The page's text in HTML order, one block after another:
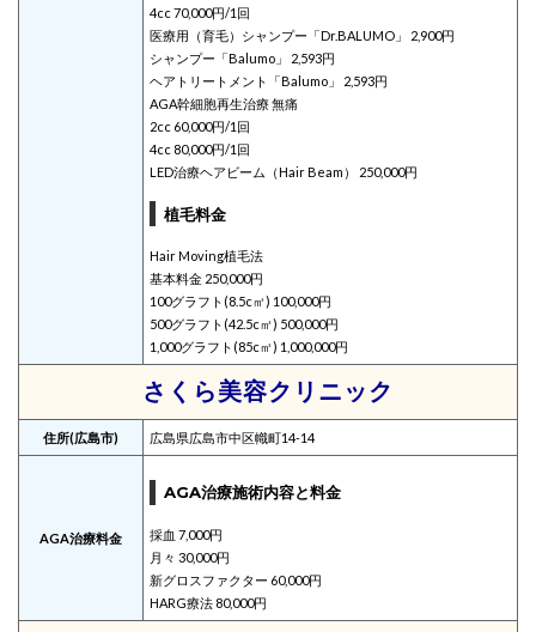
4cc 70,000円/1回
医療用（育毛）シャンプー「Dr.BALUMO」 2,900円
シャンプー「Balumo」 2,593円
ヘアトリートメント「Balumo」 2,593円
AGA幹細胞再生治療 無痛
2cc 60,000円/1回
4cc 80,000円/1回
LED治療ヘアビーム（Hair Beam） 250,000円
植毛料金
Hair Moving植毛法
基本料金 250,000円
100グラフト(8.5c㎡) 100,000円
500グラフト(42.5c㎡) 500,000円
1,000グラフト(85c㎡) 1,000,000円
さくら美容クリニック
住所(広島市) 広島県広島市中区幟町14-14
AGA治療料金
AGA治療施術内容と料金
採血 7,000円
月々 30,000円
新グロスファクター 60,000円
HARG療法 80,000円